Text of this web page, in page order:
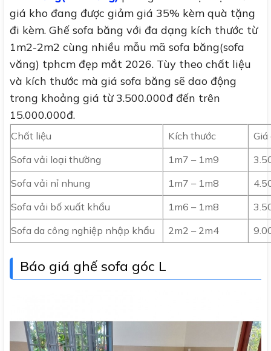
giá kho đang được giảm giá 35% kèm quà tặng
đi kèm. Ghế sofa băng với đa dạng kích thước từ
1m2-2m2 cùng nhiều mẫu mã sofa băng(sofa
văng) tphcm đẹp mắt 2026. Tùy theo chất liệu
và kích thước mà giá sofa băng sẽ dao động
trong khoảng giá từ 3.500.000đ đến trên
15.000.000đ.
Chất liệu Kích thước
Sofa vải loại thường
1m7 – 1m9
Sofa vải nỉ nhung
1m7 – 1m8
Sofa vải bố xuất khẩu
1m6 – 1m8
Sofa da công nghiệp nhập khẩu
2m2 – 2m4
Báo giá ghế sofa góc L